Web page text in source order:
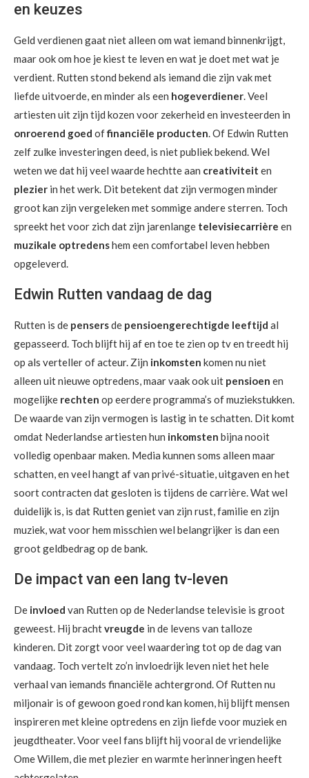
en keuzes
Geld verdienen gaat niet alleen om wat iemand binnenkrijgt,
maar ook om hoe je kiest te leven en wat je doet met wat je
verdient. Rutten stond bekend als iemand die zijn vak met
liefde uitvoerde, en minder als een hogeverdiener. Veel
artiesten uit zijn tijd kozen voor zekerheid en investeerden in
onroerend goed offinanciële producten. Of Edwin Rutten
zelf zulke investeringen deed, is niet publiek bekend. Wel
weten we dat hij veel waarde hechtte aan creativiteit en
plezier in het werk. Dit betekent dat zijn vermogen minder
groot kan zijn vergeleken met sommige andere sterren. Toch
spreekt het voor zich dat zijn jarenlange televisiecarrière en
muzikale optredenshem een comfortabel leven hebben
opgeleverd.
Edwin Rutten vandaag de dag
Rutten is de pensersde pensioengerechtigde leeftijd al
gepasseerd. Toch blijft hij af en toe te zien op tv en treedt hij
op als verteller of acteur. Zijn inkomsten komen nu niet
alleen uit nieuwe optredens, maar vaak ook uit pensioen en
mogelijke rechten op eerdere programma’s of muziekstukken.
De waarde van zijn vermogen is lastig in te schatten. Dit komt
omdat Nederlandse artiesten hun inkomsten bijna nooit
volledig openbaar maken. Media kunnen soms alleen maar
schatten, en veel hangt af van privé-situatie, uitgaven en het
soort contracten dat gesloten is tijdens de carrière. Wat wel
duidelijk is, is dat Rutten geniet van zijn rust, familie en zijn
muziek, wat voor hem misschien wel belangrijker is dan een
groot geldbedrag op de bank.
De impact van een lang tv-leven
De invloed van Rutten op de Nederlandse televisie is groot
geweest. Hij brachtvreugde in de levens van talloze
kinderen. Dit zorgt voor veel waardering tot op de dag van
vandaag. Toch vertelt zo’n invloedrijk leven niet het hele
verhaal van iemands financiële achtergrond. Of Rutten nu
miljonair is of gewoon goed rond kan komen, hij blijft mensen
inspireren met kleine optredens en zijn liefde voor muziek en
jeugdtheater. Voor veel fans blijft hij vooral de vriendelijke
Ome Willem, die met plezier en warmte herinneringen heeft